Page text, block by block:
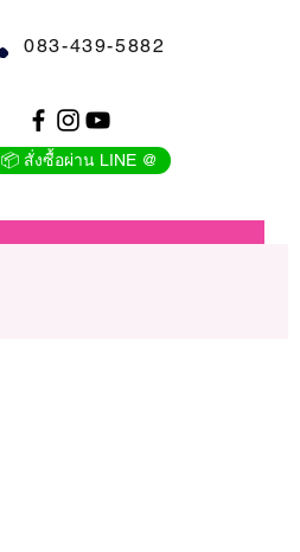
083-439-5882
📦 สั่งซื้อผ่าน LINE @